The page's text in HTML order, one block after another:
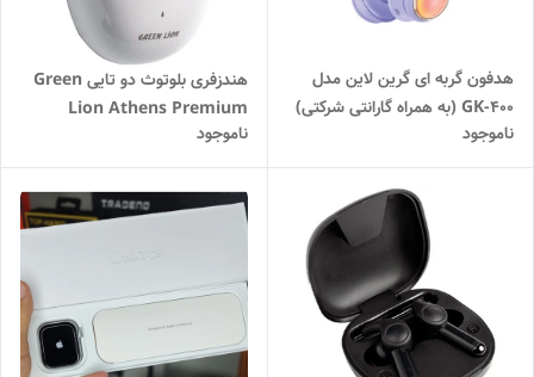
هدفون گربه ای گرین لاین مدل
GK-400 (به همراه گارانتی شرکتی)
ناموجود
هندزفری بلوتوث دو تایی Green
Lion Athens Premium
Sound
ناموجود